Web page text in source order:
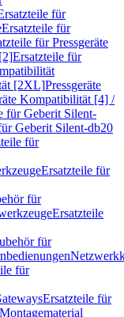
für
Ersatzteile für
für Pressgeräte
Ersatzteile für
[2XL]Pressgeräte
Kompatibilität [4] /
für Geberit Silent-
Geberit Silent-db20
für
Ersatzteile für
für
Ersatzteile
für
für
Ersatzteile für
Montagematerial